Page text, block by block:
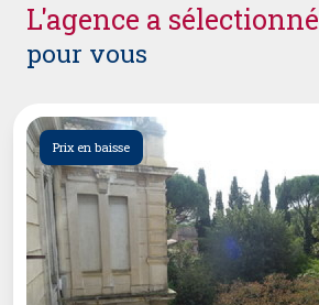
l'agence a sélectionné
pour vous
Prix en baisse